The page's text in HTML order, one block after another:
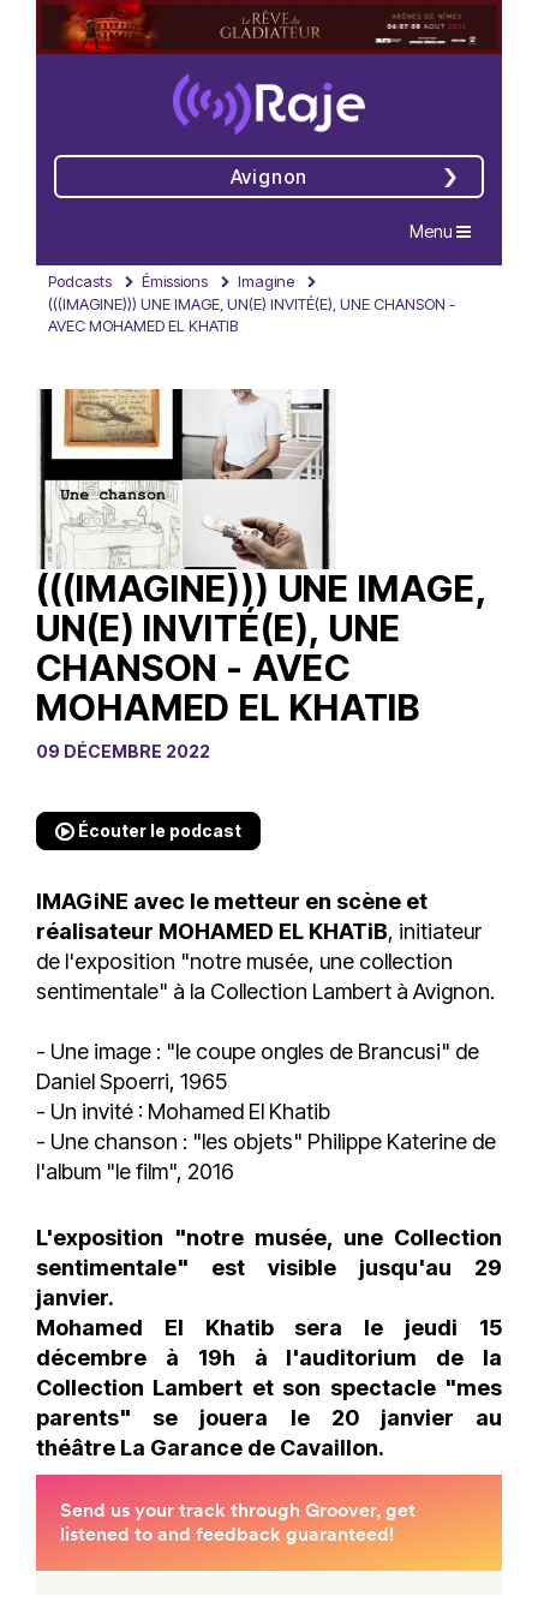
Avignon
Navigation
Menu
Podcasts Émissions
Imagine
(((IMAGINE))) UNE IMAGE, UN(E) INVITÉ(E), UNE CHANSON -
AVEC MOHAMED EL KHATIB
(((IMAGINE))) UNE IMAGE,
UN(E) INVITÉ(E), UNE
CHANSON - AVEC
MOHAMED EL KHATIB
09 DÉCEMBRE 2022
Écouter le podcast
IMAGiNE avec le metteur en scène et
réalisateur MOHAMED EL KHATiB, initiateur
de l'exposition "notre musée, une collection
sentimentale" à la Collection Lambert à Avignon.
- Une image : "le coupe ongles de Brancusi" de
Daniel Spoerri, 1965
- Un invité : Mohamed El Khatib
- Une chanson : "les objets" Philippe Katerine de
l'album "le film", 2016
L'exposition "notre musée, une Collection
sentimentale" est visible jusqu'au 29
janvier.
Mohamed El Khatib sera le jeudi 15
décembre à 19h à l'auditorium de la
Collection Lambert et son spectacle "mes
parents" se jouera le 20 janvier au
théâtre La Garance de Cavaillon.